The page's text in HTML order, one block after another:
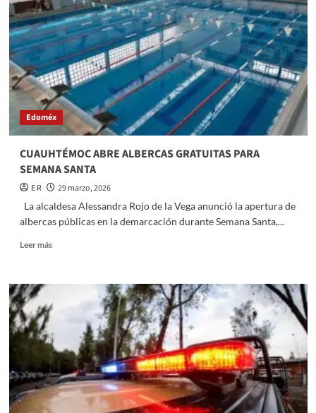
SHEINBAUM
ENTREGAN
CERTIFICADOS
AGRARIOS
A
CAMPESINAS
PARA
RECONOCERLAS
JURÍDICAMENTE
REIVINDICAR
SUS
DERECHOS
HISTÓRICOS
Edoméx
CUAUHTÉMOC ABRE ALBERCAS GRATUITAS PARA
SEMANA SANTA
E R
29 marzo, 2026
La alcaldesa Alessandra Rojo de la Vega anunció la apertura de
albercas públicas en la demarcación durante Semana Santa,...
Leer másRead
CUAUHTÉMOC
ALBERCAS
GRATUITAS
PARA
SEMANA
SANTA